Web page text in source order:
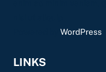
Powered byWordPress
LINKS